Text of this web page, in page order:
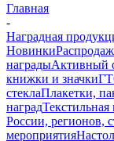
Главная
-
Наградная
Новинки
наградыАктивный
книжки и значки
стеклаПлакетки,
наград
России, регионов,
мероприятия